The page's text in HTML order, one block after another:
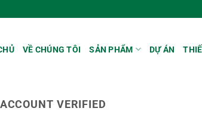
VỀ CHÚNG TÔI SẢN PHẨM DỰ ÁN
ACCOUNT VERIFIED